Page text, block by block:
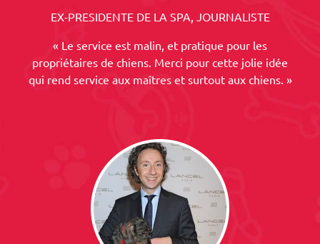
EX-PRESIDENTE DE LA SPA, JOURNALISTE
« Le service est malin, et pratique pour les
propriétaires de chiens. Merci pour cette jolie idée
qui rend service aux maîtres et surtout aux chiens. »